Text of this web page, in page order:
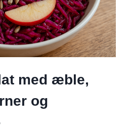
med æble,
og